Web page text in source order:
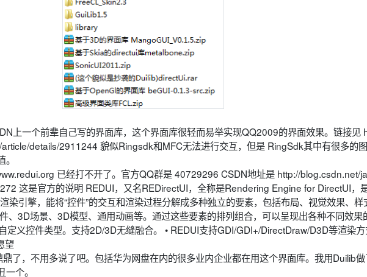
上一个前辈自己写的界面库，这个界面库很轻而易举实现QQ2009的界面效果。链接见
details/2911244 貌似Ringsdk和MFC无法进行交互，但是 RingSdk其中有很多的
已经打不开了。官方QQ群是 40729296 CSDN地址是 http://blog.csdn.net/
这是官方的说明 REDUI，又名REDirectUI，全称是Rendering Engine for DirectUI，
染引擎，能将“控件”的交互和渲染过程分解成多种独立的要素，包括布局、视觉效果、样
、3D场景、3D模型、通用动画等。通过这些要素的排列组合，可以呈现出各种不同效果
定义控件类型。支持2D/3D无缝融合。 • REDUI支持GDI/GDI+/DirectDraw/D3D等渲染方
望
了，不用多说了吧。包括华为网盘在内的很多业内企业都在用这个界面库。我用Duilib
个。